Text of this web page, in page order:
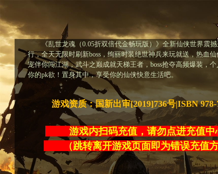
《乱世龙魂（0.05折双倍代金畅玩版）》全新仙侠世界震
行，全天无限时刷新boss，绚丽时装绝世神兵来玩就送，热血
宠伴你闯江湖，武斗之巅成就天梯王者，boss抢夺高频爆装，
你的pk欲！置身其中，享受你的仙侠快意生活吧。
游戏资质：国新出审[2019]736号|ISBN 978-
游戏内扫码充值，请勿点进充
（跳转离开游戏页面即为错误